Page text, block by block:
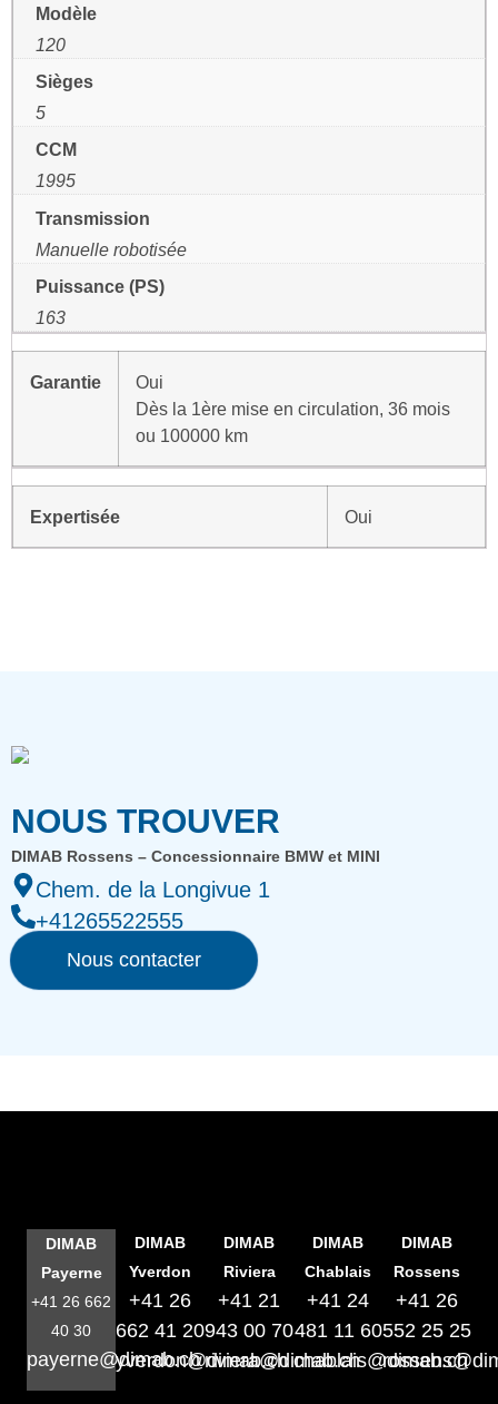
Modèle
120
Sièges
5
CCM
1995
Transmission
Manuelle robotisée
Puissance (PS)
163
Garantie
Oui
Dès la 1ère mise en circulation, 36 mois
ou 100000 km
Expertisée Oui
NOUS TROUVER
DIMAB Rossens – Concessionnaire BMW et MINI
Chem. de la Longivue 1
+41265522555
Nous contacter
DIMAB
Payerne
+41 26 662
40 30
payerne@dimab.ch
DIMAB
Yverdon
+41 26
662 41 20
yverdon@dimab.ch
DIMAB
Riviera
+41 21
943 00 70
riviera@dimab.ch
DIMAB
Chablais
+41 24
481 11 60
chablais@dimab.ch
DIMAB
Rossens
+41 26
552 25 25